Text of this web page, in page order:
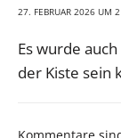
27. FEBRUAR 2026 UM
Es wurde
der Kiste sein